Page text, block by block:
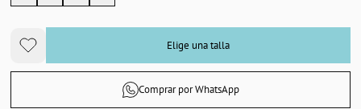
Elige una talla
Comprar por WhatsApp